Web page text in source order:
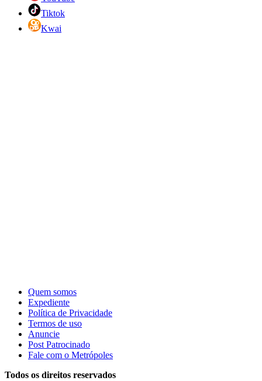
Tiktok
Kwai
Quem somos
Expediente
Política de Privacidade
Termos de uso
Anuncie
Post Patrocinado
Fale com o Metrópoles
Todos os direitos reservados